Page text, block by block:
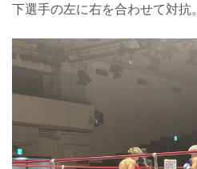
下選手の左に右を合わせて対抗。